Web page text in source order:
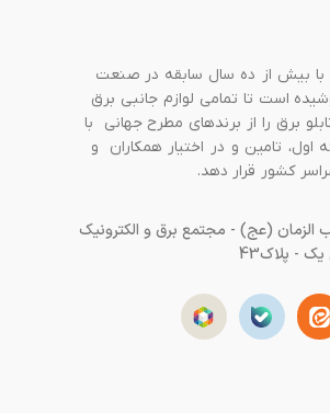
با بیش از ده سال سابقه در صنعت
است تا تمامی لوازم جانبی برق
برق را از برندهای مطرح جهانی با
اول، تامین و در اختیار همکاران و
کشور قرار دهد.
(عج) - مجتمع برق و الکترونیک
- پلاک43